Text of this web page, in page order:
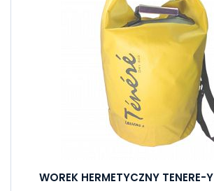
WOREK HERMETYCZNY